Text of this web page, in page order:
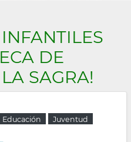
DE
SAGRA!
Educación Juventud